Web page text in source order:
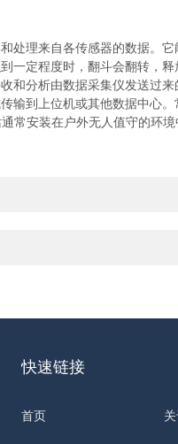
理来自各传感器的数据。它
程度时，翻斗会翻转，释
析由数据采集仪发送过来
到上位机或其他数据中心。
安装在户外无人值守的环
快速链接
首页